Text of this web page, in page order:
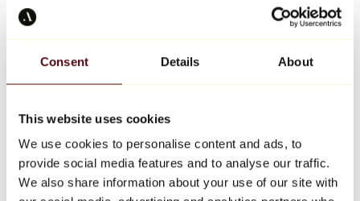
Consent Details About
This website uses cookies
We use cookies to personalise content and ads, to
provide social media features and to analyse our traffic.
We also share information about your use of our site with
Keith Haring
Tutti i designer
Opera della settimana